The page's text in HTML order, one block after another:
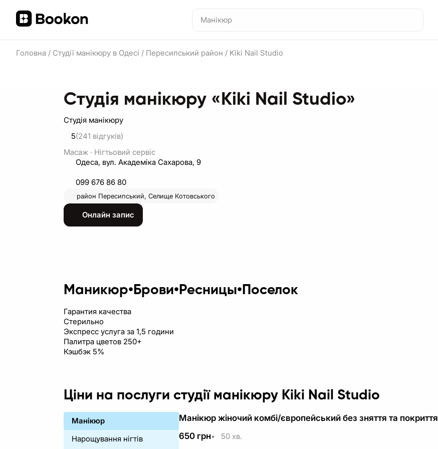
Головна / Студії манікюру в Одесі / Пересипський район / Kiki Nail Studio
Студія манікюру «Kiki Nail Studio»
Студія манікюру
5(241 відгуків)
Масаж · Нігтьовий сервіс
Одеса, вул. Академiка Сахарова, 9
099 676 86 80
район Пересипський, Селище Котовського
Онлайн запис
Маникюр•Брови•Ресницы•Поселок
Гарантия качества
Стерильно
Экспресс услуга за 1,5 години
Палитра цветов 250+
Кэшбэк 5%
Ціни на послуги студії манікюру Kiki Nail Studio
Манікюр
Нарощування нігтів
Манікюр жіночий комбі/європейський без зняття та покриття
650 грн• 50 хв.